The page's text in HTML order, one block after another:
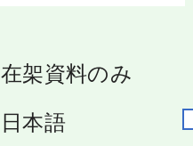
在架資料のみ
日本語